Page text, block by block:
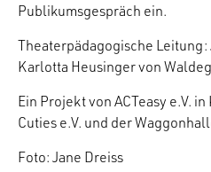
Publikumsgespräch ein.
Theaterpädagogische Leitung:
Karlotta Heusinger von
Ein Projekt von ACTeasy e.V.
Cuties e.V. und der
Foto: Jane Dreiss